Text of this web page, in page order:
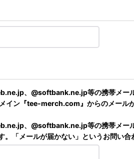
、@softbank.ne.jp等の携帯メー
イン『tee-merch.com』からのメール
、@softbank.ne.jp等の携帯メー
「メールが届かない」というお問い